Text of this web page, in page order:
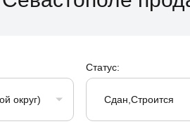
округ)
Статус:
Сдан,Строится